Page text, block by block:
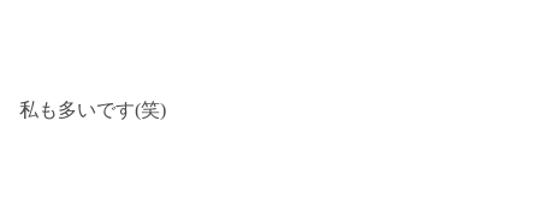
私も多いです(笑)